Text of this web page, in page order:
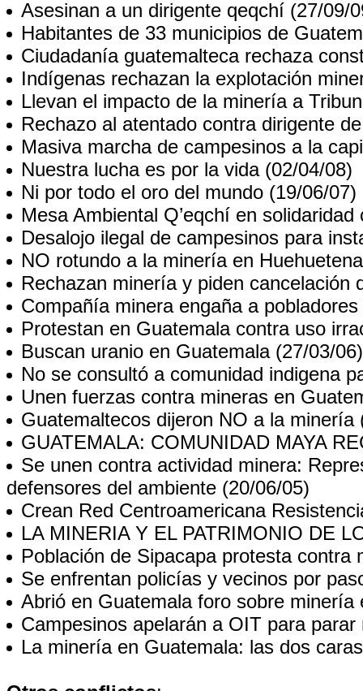
Asesinan a un dirigente qeqchí (27/09/
Habitantes de 33 municipios de
Ciudadanía guatemalteca rechaza
Indígenas rechazan la explotación
Llevan el impacto de la minería a
Rechazo al atentado contra dirigente
Masiva marcha de campesinos a la
Nuestra lucha es por la vida(02/04/08)
Ni por todo el oro del mundo (19/06/07)
Mesa Ambiental Q’eqchí en
Desalojo ilegal de campesinos para
NO rotundo a la minería en
Rechazan minería y piden cancelación
Compañía minera engaña a pobladores
Protestan en Guatemala contra uso
Buscan uranio en Guatemala(27/03/06)
No se consultó a comunidad indigena
Unen fuerzas contra mineras en
Guatemaltecos dijeron NO a la minería
GUATEMALA: COMUNIDAD MAYA
Se unen contra actividad minera:
defensores del ambiente (20/06/05)
Crean Red Centroamericana
LA MINERIA Y EL PATRIMONIO DE
Población de Sipacapa protesta contra
Se enfrentan policías y vecinos por
Abrió en Guatemala foro sobre
Campesinos apelarán a OIT para
La minería en Guatemala: las dos